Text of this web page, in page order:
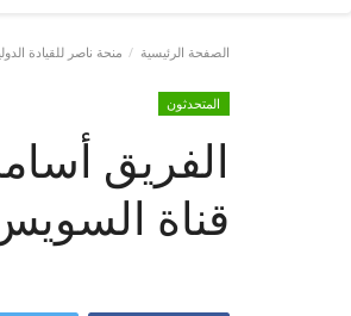
الصفحة الرئيسية منحة ناصر للقيادة
المتحدثون
الفريق
قناة